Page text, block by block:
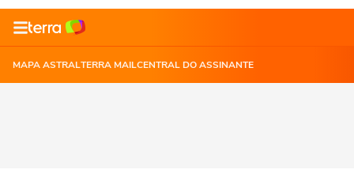
MAPA ASTRALTERRA MAILCENTRAL DO ASSINANTE